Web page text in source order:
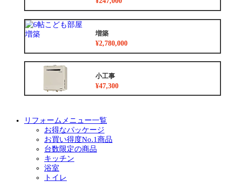
増築
¥2,780,000
小工事
¥47,300
リフォームメニュー一覧
お得なパッケージ
お買い得度No.1商品
台数限定の商品
キッチン
浴室
トイレ